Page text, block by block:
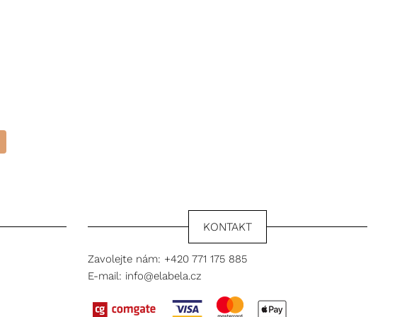
KONTAKT
Zavolejte nám: +420 771 175 885
E-mail: info@elabela.cz